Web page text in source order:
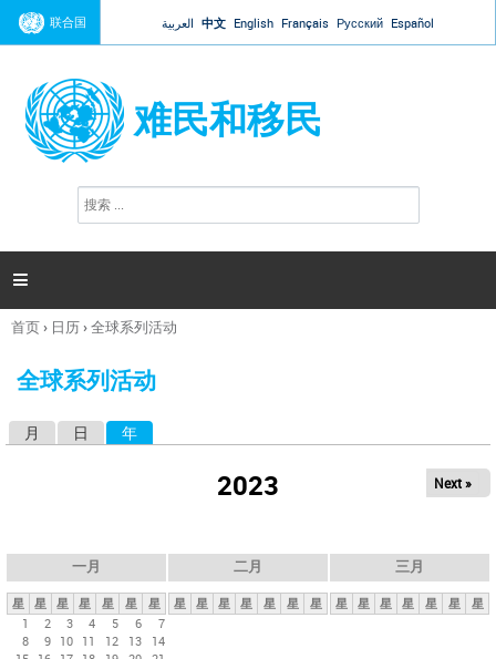
Jump to navigation
联合国 العربية 中文 English Français Русский Español
难民和移民
搜
索

你
这
首页› 日历›全球系列活动
全球系列活动
月 日 年
2023 Next »
一月
星 星 星 星 星 星
星
1
2 3 4 5 6
7
8
9 10 11 12 13
14
二月
星 星 星 星 星 星 星
三月
星 星 星 星 星 星 星